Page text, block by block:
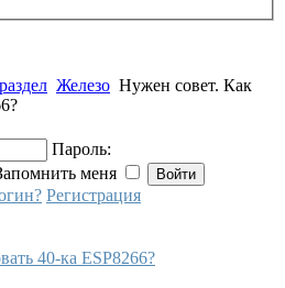
Железо Нужен совет. Как
Пароль:
меня
Регистрация
40-ка ESP8266?